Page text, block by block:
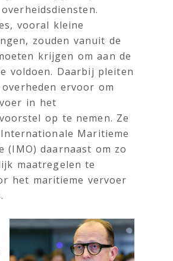
vooral kleine
zouden vanuit de
krijgen om aan de
voldoen. Daarbij pleiten
ervoor om
in het
op te nemen. Ze
Maritieme
(IMO) daarnaast om zo
maatregelen te
het maritieme vervoer